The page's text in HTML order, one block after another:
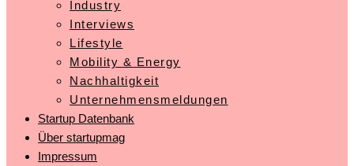
Industry
Interviews
Lifestyle
Mobility & Energy
Nachhaltigkeit
Unternehmensmeldungen
Startup Datenbank
Über startupmag
Impressum